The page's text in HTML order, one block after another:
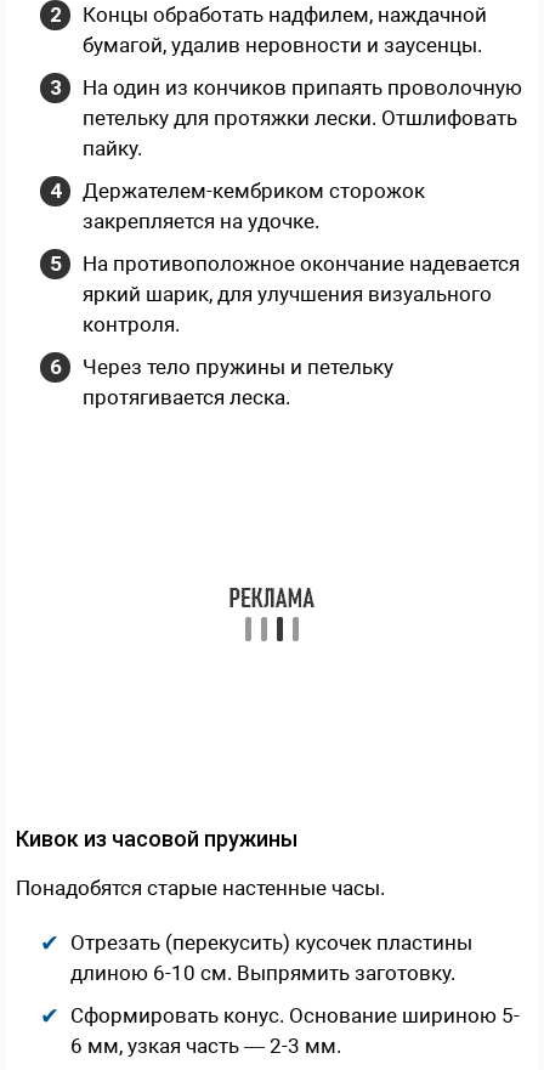
Концы обработать надфилем, наждачной
бумагой, удалив неровности и заусенцы.
На один из кончиков припаять проволочную
петельку для протяжки лески. Отшлифовать
пайку.
Держателем-кембриком сторожок
закрепляется на удочке.
На противоположное окончание надевается
яркий шарик, для улучшения визуального
контроля.
Через тело пружины и петельку
протягивается леска.
Кивок из часовой пружины
Понадобятся старые настенные часы.
Отрезать (перекусить) кусочек пластины
длиною 6-10 см. Выпрямить заготовку.
Сформировать конус. Основание шириною 5-
6 мм, узкая часть — 2-3 мм.